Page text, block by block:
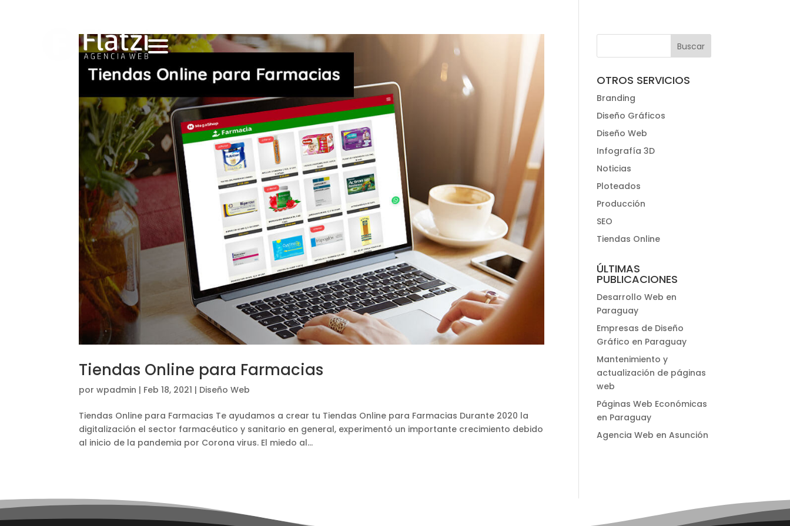
Tiendas Online para Farmacias
porwpadmin | Feb 18, 2021 | Diseño Web
Tiendas Online para Farmacias Te ayudamos a crear tu Tiendas Online para Farmacias Durante 2020 la
digitalización el sector farmacéutico y sanitario en general, experimentó un importante crecimiento debido
al inicio de la pandemia por Corona virus. El miedo al...
OTROS SERVICIOS
Branding
Diseño Gráficos
Diseño Web
Infografía 3D
Noticias
Ploteados
Producción
SEO
Tiendas Online
ÚLTIMAS
PUBLICACIONES
Desarrollo Web en
Paraguay
Empresas de Diseño
Gráfico en Paraguay
Mantenimiento y
actualización de páginas
web
Páginas Web Económicas
en Paraguay
Agencia Web en Asunción